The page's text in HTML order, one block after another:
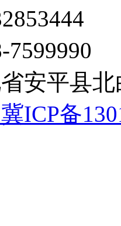
7599990
安平县
冀ICP备